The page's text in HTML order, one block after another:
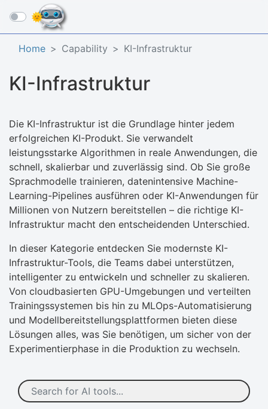
☰
Home Capability KI-Infrastruktur
KI-Infrastruktur
Die KI-Infrastruktur ist die Grundlage hinter jedem
erfolgreichen KI-Produkt. Sie verwandelt
leistungsstarke Algorithmen in reale Anwendungen, die
schnell, skalierbar und zuverlässig sind. Ob Sie große
Sprachmodelle trainieren, datenintensive Machine-
Learning-Pipelines ausführen oder KI-Anwendungen für
Millionen von Nutzern bereitstellen – die richtige KI-
Infrastruktur macht den entscheidenden Unterschied.
In dieser Kategorie entdecken Sie modernste KI-
Infrastruktur-Tools, die Teams dabei unterstützen,
intelligenter zu entwickeln und schneller zu skalieren.
Von cloudbasierten GPU-Umgebungen und verteilten
Trainingssystemen bis hin zu MLOps-Automatisierung
und Modellbereitstellungsplattformen bieten diese
Lösungen alles, was Sie benötigen, um sicher von der
Experimentierphase in die Produktion zu wechseln.